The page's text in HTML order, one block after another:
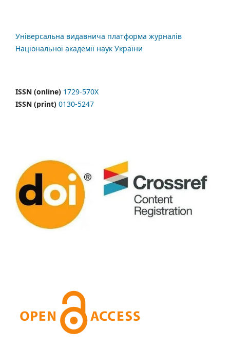
Універсальна видавнича платформа журналів
Національної академії наук України
ISSN (online) 1729-570X
ISSN (print) 0130-5247